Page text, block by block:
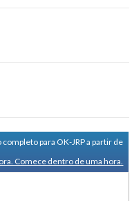
para OK-JRP a partir de
Comece dentro de uma hora.